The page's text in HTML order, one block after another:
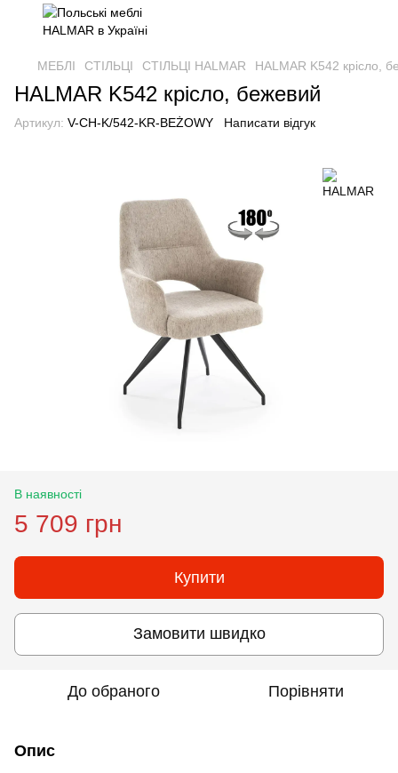
МЕБЛІ СТІЛЬЦІ СТІЛЬЦІ HALMAR HALMAR K542 крісло,
HALMAR K542 крісло, бежевий
Артикул: V-CH-K/542-KR-BEŻOWY Написати відгук
В наявності
5 709 грн
Купити
Замовити швидко
До обраного Порівняти
Опис